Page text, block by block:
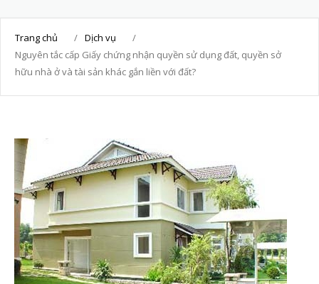
Dịch vụ
Liên hệ
Trang chủ / Dịch vụ
/
Nguyên tắc cấp Giấy chứng nhận quyền sử dụng đất, quyền sở
hữu nhà ở và tài sản khác gắn liền với đất?